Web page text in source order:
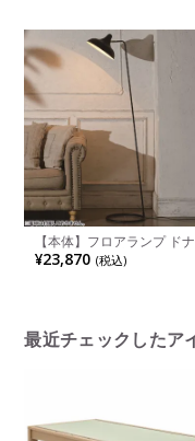
ナチュラル ブラウン
【本体】フロアランプ ドナ
フロアライト 床置き 照明 イ
ンテリア 間接照明 スタンド
¥23,870 (税込)
最近チェックしたア